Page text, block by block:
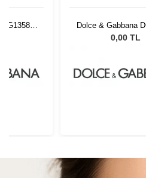
2
Dolce & Gabbana
54
0,00 TL